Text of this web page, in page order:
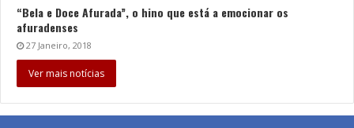
“Bela e Doce Afurada”, o hino que está a emocionar os
afuradenses
27 Janeiro, 2018
Ver mais notícias